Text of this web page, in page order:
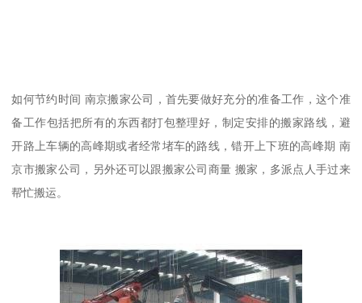
如何节约时间 南京搬家公司，首先要做好充分的准备工作，这个准
备工作包括把所有的东西都打包整理好，制定安排的搬家路线，避
开路上车辆的高峰期或者经常堵车的路线，错开上下班的高峰期 南
京市搬家公司，另外还可以跟搬家公司商量 搬家，多派点人手过来
帮忙搬运。